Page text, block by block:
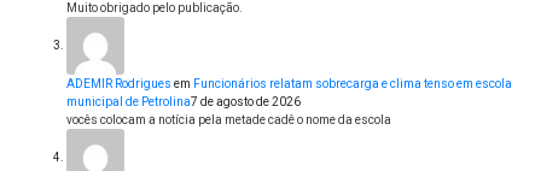
Muito obrigado pelo publicação.
ADEMIR Rodrigues em Funcionários relatam sobrecarga e clima tenso em escola
municipal de Petrolina7 de agosto de 2026
vocês colocam a notícia pela metade cadê o nome da escola